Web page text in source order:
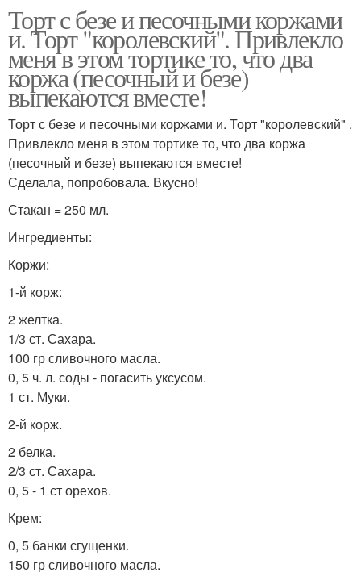
Торт с безе и песочными коржами
и. Торт "королевский". Привлекло
меня в этом тортике то, что два
коржа (песочный и безе)
выпекаются вместе!
Торт с безе и песочными коржами и. Торт "королевский" .
Привлекло меня в этом тортике то, что два коржа
(песочный и безе) выпекаются вместе!
Сделала, попробовала. Вкусно!
Стакан = 250 мл.
Ингредиенты:
Коржи:
1-й корж:
2 желтка.
1/3 ст. Сахара.
100 гр сливочного масла.
0, 5 ч. л. соды - погасить уксусом.
1 ст. Муки.
2-й корж.
2 белка.
2/3 ст. Сахара.
0, 5 - 1 ст орехов.
Крем:
0, 5 банки сгущенки.
150 гр сливочного масла.